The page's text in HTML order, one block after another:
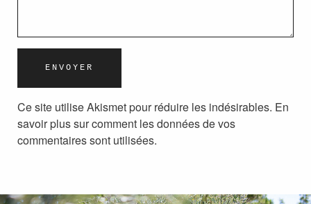
Ce site utilise Akismet pour réduire les indésirables. En
savoir plus sur comment les données de vos
commentaires sont utilisées.